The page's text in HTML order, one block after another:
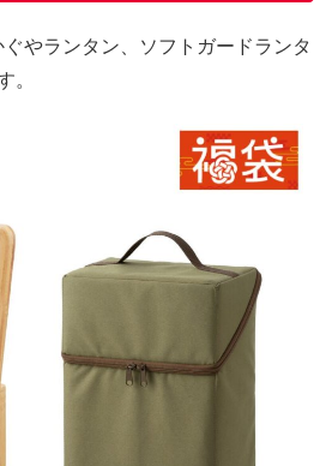
やランタン、ソフトガードランタ
。